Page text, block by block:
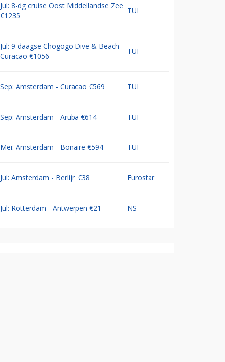
Jul: 8-dg cruise Oost Middellandse Zee
€1235
TUI
Jul: 9-daagse Chogogo Dive & Beach
Curacao €1056
TUI
Sep: Amsterdam - Curacao €569 TUI
Sep: Amsterdam - Aruba €614 TUI
Mei: Amsterdam - Bonaire €594 TUI
Jul: Amsterdam - Berlijn €38 Eurostar
Jul: Rotterdam - Antwerpen €21 NS